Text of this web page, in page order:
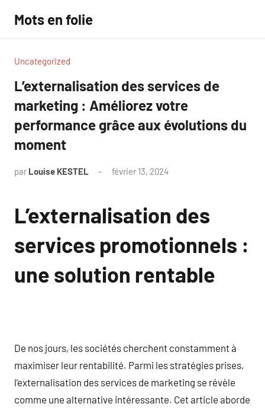
contenu
Mots en folie
Uncategorized
L’externalisation des services de
marketing : Améliorez votre
performance grâce aux évolutions du
moment
par Louise KESTEL février 13, 2024
L’externalisation des
services promotionnels :
une solution rentable
De nos jours, les sociétés cherchent constamment à
maximiser leur rentabilité. Parmi les stratégies prises,
l’externalisation des services de marketing se révèle
comme une alternative intéressante. Cet article aborde